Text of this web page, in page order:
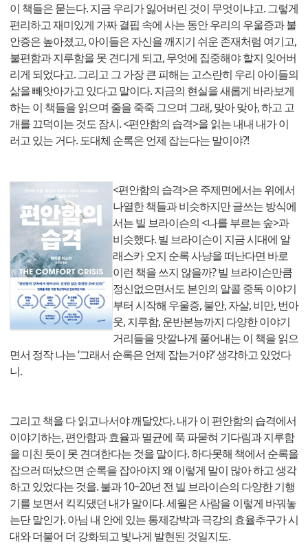
이 책들은 묻는다. 지금 우리가 잃어버린 것이 무엇이냐고. 그렇게
편리하고 재미있게 가짜 결핍 속에 사는 동안 우리의 우울증과 불
안증은 높아졌고, 아이들은 자신을 깨지기 쉬운 존재처럼 여기고,
불편함과 지루함을 못 견디게 되고, 무엇에 집중해야 할지 잊어버
리게 되었다고. 그리고 그 가장 큰 피해는 고스란히 우리 아이들의
삶을 빼앗아가고 있다고 말이다. 지금의 현실을 새롭게 바라보게
하는 이 책들을 읽으며 줄을 죽죽 그으며 그래, 맞아 맞아, 하고 고
개를 끄덕이는 것도 잠시. <편안함의 습격>을 읽는 내내 내가 이
러고 있는 거다. 도대체 순록은 언제 잡는다는 말이야?!
<편안함의 습격>은 주제면에서는 위에서
나열한 책들과 비슷하지만 글쓰는 방식에
서는 빌 브라이슨의 <나를 부르는 숲>과
비슷했다. 빌 브라이슨이 지금 시대에 알
래스카 오지 순록 사냥을 떠난다면 바로
이런 책을 쓰지 않을까? 빌 브라이슨만큼
정신없으면서도 본인의 알콜 중독 이야기
부터 시작해 우울증, 불안, 자살, 비만, 번아
웃, 지루함, 운반본능까지 다양한 이야기
거리들을 맛깔나게 풀어내는 이 책을 읽으
면서 정작 나는 ‘그래서 순록은 언제 잡는거야?’ 생각하고 있었다
니.
그리고 책을 다 읽고나서야 깨달았다. 내가 이 편안함의 습격에서
이야기하는, 편안함과 효율과 멸균에 푹 파묻혀 기다림과 지루함
을 미친 듯이 못 견뎌한다는 것을 말이다. 하다못해 책에서 순록을
잡으러 떠났으면 순록을 잡아야지 왜 이렇게 말이 많아 하고 생각
하고 있었다는 것을. 불과 10~20년 전 빌 브라이슨의 다양한 기행
기를 보면서 킥킥댔던 내가 말이다. 세월은 사람을 이렇게 바꿔놓
는단 말인가. 아님 내 안에 있는 통제강박과 극강의 효율추구가 시
대와 더불어 더 강화되고 빛나게 발현된 것일지도.